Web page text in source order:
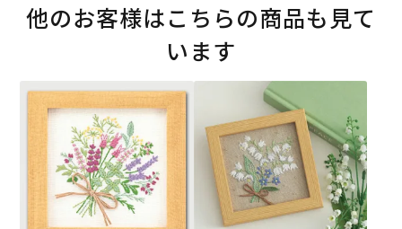
他のお客様はこちらの商品も見て
います